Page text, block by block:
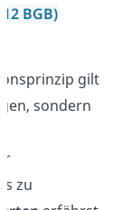
812 BGB)
gilt
sondern
zu